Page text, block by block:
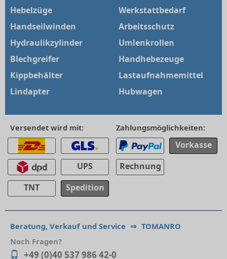
Hebelzüge
Handseilwinden
Hydraulikzylinder
Blechgreifer
Kippbehälter
Lindapter
Werkstattbedarf
Arbeitsschutz
Umlenkrollen
Handhebezeuge
Lastaufnahmemittel
Hubwagen
Versendet wird mit:
UPS
TNT
Spedition
Zahlungsmöglichkeiten:
Vorkasse
Rechnung
Beratung, Verkauf und Service ⇒ TOMANRO
Noch Fragen?
+49 (0)40 537 986 42-0